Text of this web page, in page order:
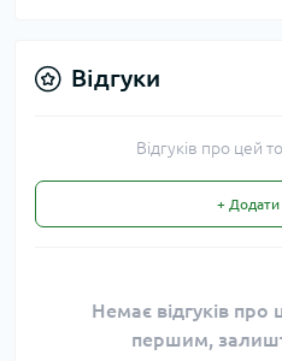
Відгуки
Відгуків про цей
+ Додати
Немає відгуків про
першим,